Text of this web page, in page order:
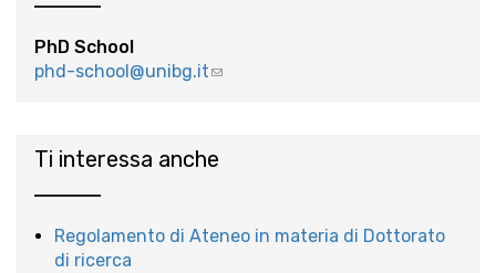
PhD School
phd-school@unibg.it(link
Ti interessa anche
Regolamento di Ateneo in materia di Dottorato
di ricerca